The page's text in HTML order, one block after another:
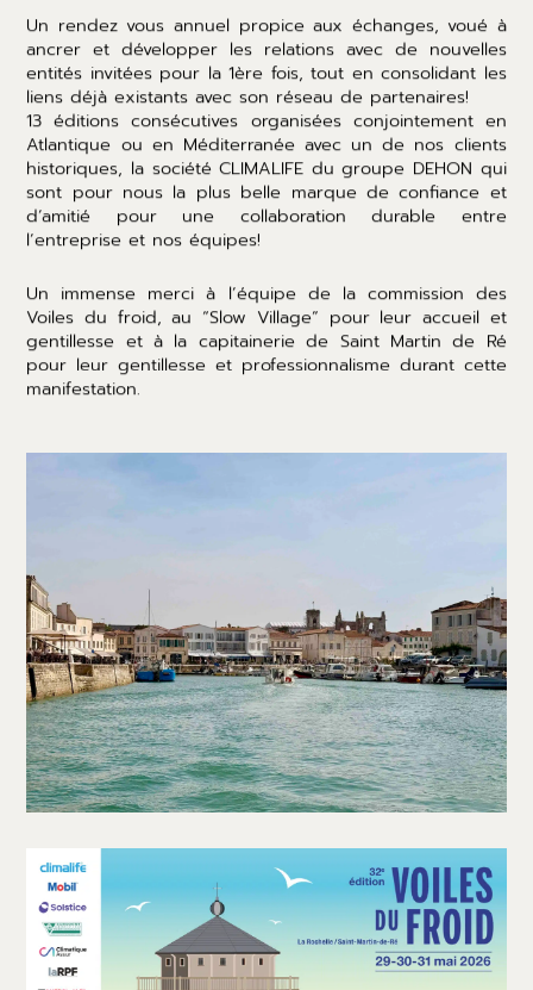
Un rendez vous annuel propice aux échanges, voué à
ancrer et développer les relations avec de nouvelles
entités invitées pour la 1ère fois, tout en consolidant les
liens déjà existants avec son réseau de partenaires!
13 éditions consécutives organisées conjointement en
Atlantique ou en Méditerranée avec un de nos clients
historiques, la société CLIMALIFE du groupe DEHON qui
sont pour nous la plus belle marque de confiance et
d’amitié pour une collaboration durable entre
l’entreprise et nos équipes!
Un immense merci à l’équipe de la commission des
Voiles du froid, au “Slow Village” pour leur accueil et
gentillesse et à la capitainerie de Saint Martin de Ré
pour leur gentillesse et professionnalisme durant cette
manifestation.